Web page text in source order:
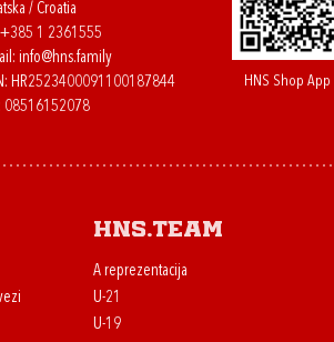
/ Croatia
+385 1 2361555
info@hns.family
HR2523400091100187844
08516152078
HNS Shop App
HNS.team
A reprezentacija
U-21
U-19